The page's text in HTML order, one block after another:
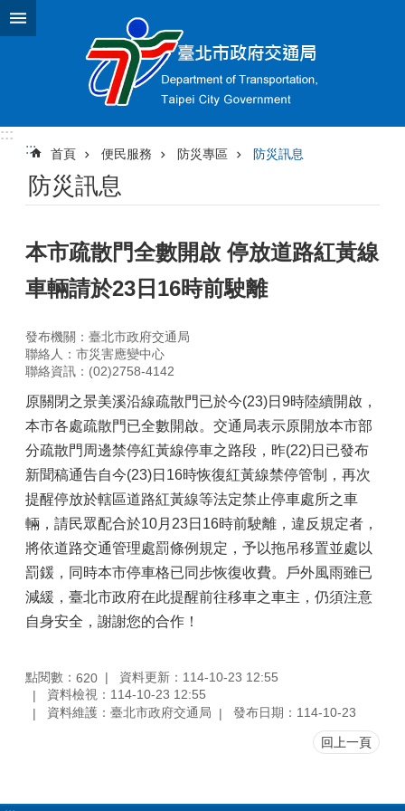
跳到主要內容區塊
:::
:::
首頁 便民服務 防災專區 防災訊息
防災訊息
本市疏散門全數開啟 停放道路紅黃線
車輛請於23日16時前駛離
發布機關：臺北市政府交通局
聯絡人：市災害應變中心
聯絡資訊：(02)2758-4142
原關閉之景美溪沿線疏散門已於今(23)日9時陸續開啟，
本市各處疏散門已全數開啟。交通局表示原開放本市部
分疏散門周邊禁停紅黃線停車之路段，昨(22)日已發布
新聞稿通告自今(23)日16時恢復紅黃線禁停管制，再次
提醒停放於轄區道路紅黃線等法定禁止停車處所之車
輛，請民眾配合於10月23日16時前駛離，違反規定者，
將依道路交通管理處罰條例規定，予以拖吊移置並處以
罰鍰，同時本市停車格已同步恢復收費。戶外風雨雖已
減緩，臺北市政府在此提醒前往移車之車主，仍須注意
自身安全，謝謝您的合作！
點閱數： 620
資料更新：114-10-23 12:55
資料檢視：114-10-23 12:55
資料維護：臺北市政府交通局
發布日期：114-10-23
回上一頁